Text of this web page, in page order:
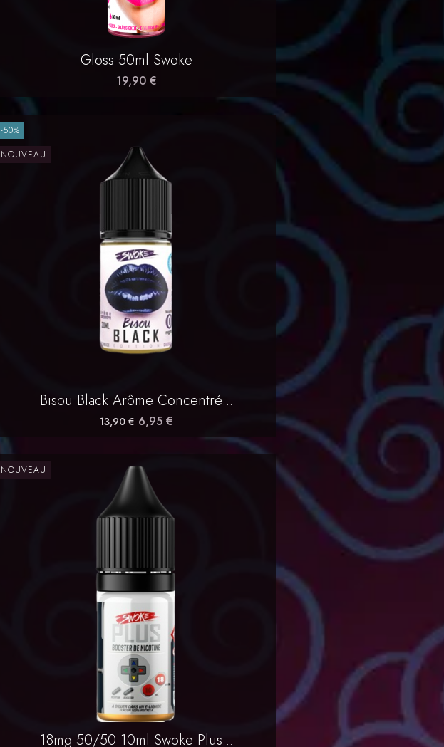
Aperçu rapide
Gloss 50ml Swoke
19,90 €
 Aperçu rapide
Bisou Black Arôme Concentré...
13,90 € 6,95 €
-50%
NOUVEAU
Aperçu rapide
18mg 50/50 10ml Swoke Plus...
NOUVEAU